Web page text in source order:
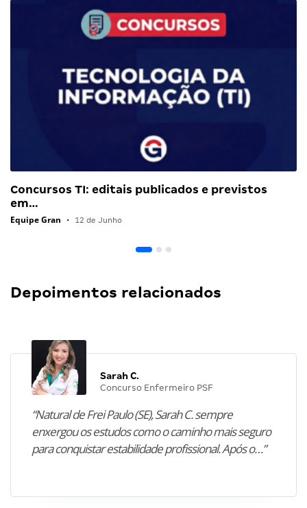
Concursos TI: editais publicados e previstos
em…
Equipe Gran • 12 de Junho
Depoimentos relacionados
Sarah C.
Concurso Enfermeiro PSF
“Natural de Frei Paulo (SE), Sarah C. sempre
enxergou os estudos como o caminho mais seguro
para conquistar estabilidade profissional. Após o…”